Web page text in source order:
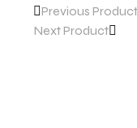
Previous Product
Next Product